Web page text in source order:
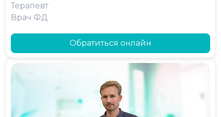
Терапевт
Врач ФД
Обратиться онлайн